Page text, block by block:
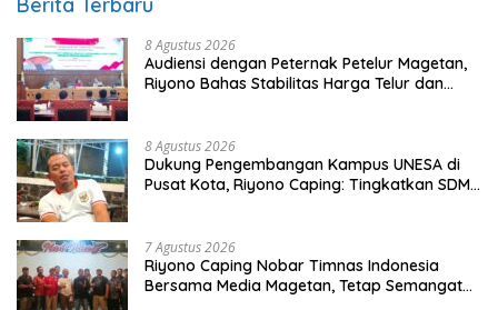
Berita Terbaru
8 Agustus 2026
Audiensi dengan Peternak Petelur Magetan,
Riyono Bahas Stabilitas Harga Telur dan
8 Agustus 2026
Dukung Pengembangan Kampus UNESA di
Pusat Kota, Riyono Caping: Tingkatkan SDM
7 Agustus 2026
Riyono Caping Nobar Timnas Indonesia
Bersama Media Magetan, Tetap Semangat